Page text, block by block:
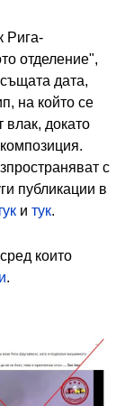
Рига-
отделение",
дата,
на който се
влак, докато
с
публикации в
и тук.
които
.